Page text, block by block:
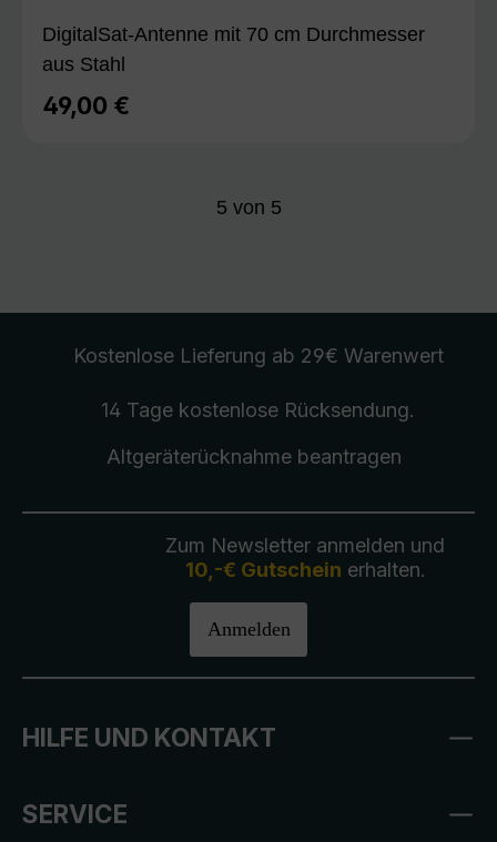
DigitalSat-Antenne mit 70 cm Durchmesser
aus Stahl
Regulärer Preis:
49,00 €
5 von 5
Kostenlose Lieferung ab 29€ Warenwert
14 Tage kostenlose Rücksendung.
Altgeräterücknahmebeantragen
Zum Newsletter anmelden und
10,-€ Gutschein erhalten.
Anmelden
HILFE UND KONTAKT
SERVICE